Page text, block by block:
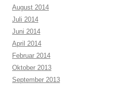
August 2014
Juli 2014
Juni 2014
April 2014
Februar 2014
Oktober 2013
September 2013